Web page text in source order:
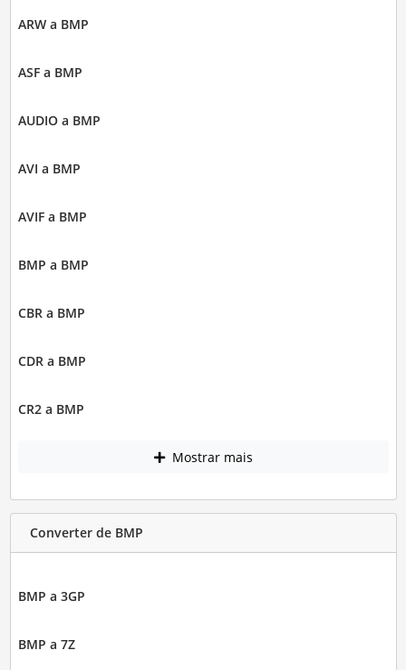
ARW a BMP
ASF a BMP
AUDIO a BMP
AVI a BMP
AVIF a BMP
BMP a BMP
CBR a BMP
CDR a BMP
CR2 a BMP
Mostrar mais
Converter de BMP
BMP a 3GP
BMP a 7Z